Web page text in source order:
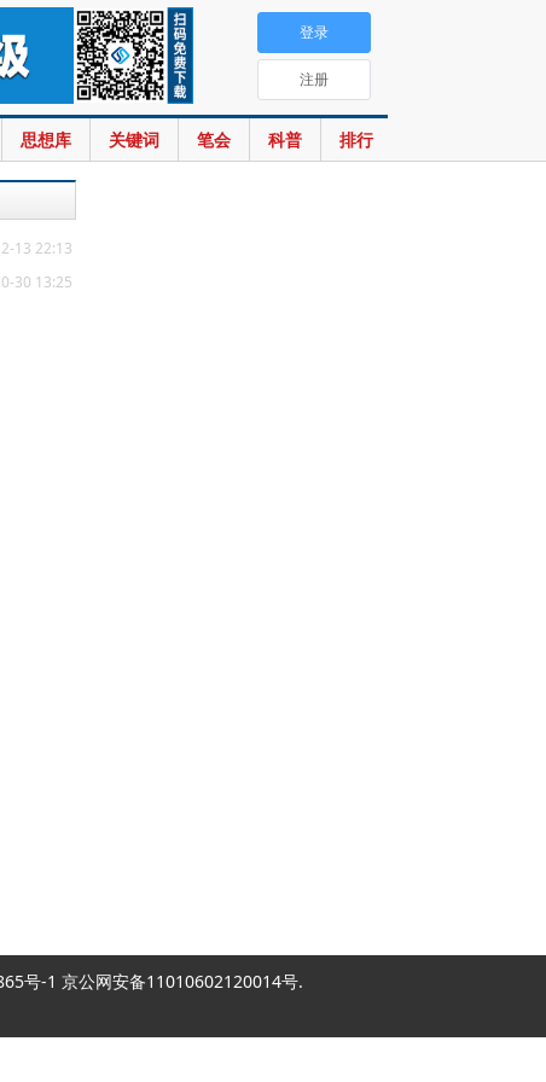
思想库 关键词 笔会 科普 排行
登录
注册
13 22:13
30 13:25
号-1 京公网安备11010602120014号.